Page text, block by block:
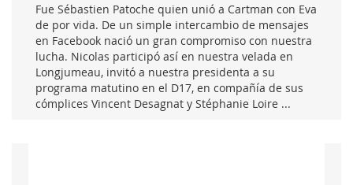
Fue Sébastien Patoche quien unió a Cartman con Eva
de por vida. De un simple intercambio de mensajes
en Facebook nació un gran compromiso con nuestra
lucha. Nicolas participó así en nuestra velada en
Longjumeau, invitó a nuestra presidenta a su
programa matutino en el D17, en compañía de sus
cómplices Vincent Desagnat y Stéphanie Loire ...